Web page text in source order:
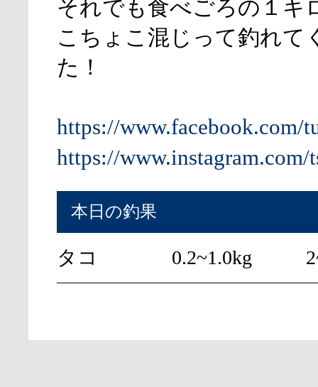
それでも食べごろの１キ
こちょこ混じって釣れて
た！
https://www.facebook.com/
https://www.instagram.com/
本日の釣果
タコ 0.2~1.0kg